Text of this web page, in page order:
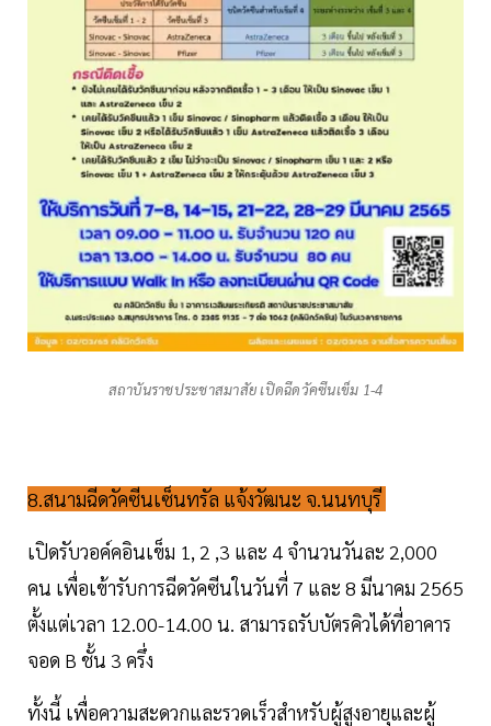
สถาบันราชประชาสมาสัย เปิดฉีดวัคซีนเข็ม 1-4
8.สนามฉีดวัคซีนเซ็นทรัล แจ้งวัฒนะ จ.นนทบุรี
เปิดรับวอค์คอินเข็ม 1, 2 ,3 และ 4 จำนวนวันละ 2,000
คน เพื่อเข้ารับการฉีดวัคซีนในวันที่ 7 และ 8 มีนาคม 2565
ตั้งแต่เวลา 12.00-14.00 น. สามารถรับบัตรคิวได้ที่อาคาร
จอด B ชั้น 3 ครึ่ง
ทั้งนี้ เพื่อความสะดวกและรวดเร็วสำหรับผู้สูงอายุและผู้